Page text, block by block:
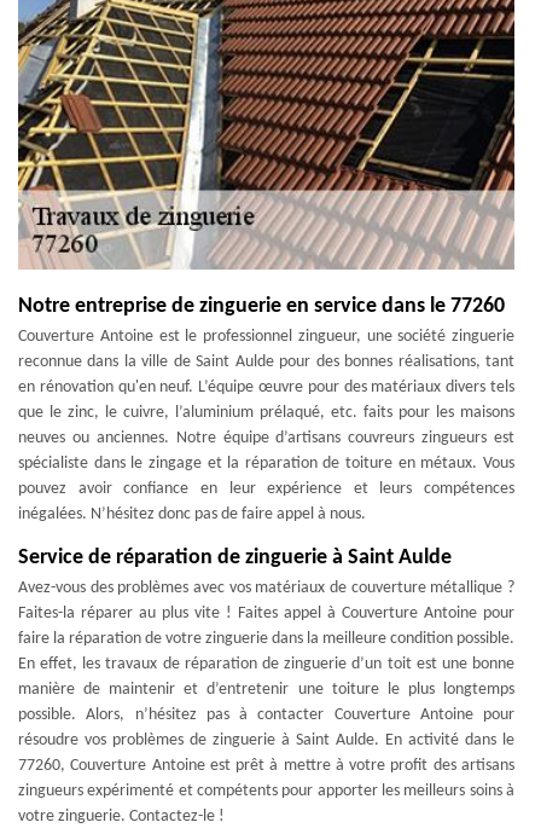
Notre entreprise de zinguerie en service dans le 77260
Couverture Antoine est le professionnel zingueur, une société zinguerie
reconnue dans la ville de Saint Aulde pour des bonnes réalisations, tant
en rénovation qu'en neuf. L’équipe œuvre pour des matériaux divers tels
que le zinc, le cuivre, l’aluminium prélaqué, etc. faits pour les maisons
neuves ou anciennes. Notre équipe d’artisans couvreurs zingueurs est
spécialiste dans le zingage et la réparation de toiture en métaux. Vous
pouvez avoir confiance en leur expérience et leurs compétences
inégalées. N’hésitez donc pas de faire appel à nous.
Service de réparation de zinguerie à Saint Aulde
Avez-vous des problèmes avec vos matériaux de couverture métallique ?
Faites-la réparer au plus vite ! Faites appel à Couverture Antoine pour
faire la réparation de votre zinguerie dans la meilleure condition possible.
En effet, les travaux de réparation de zinguerie d’un toit est une bonne
manière de maintenir et d’entretenir une toiture le plus longtemps
possible. Alors, n’hésitez pas à contacter Couverture Antoine pour
résoudre vos problèmes de zinguerie à Saint Aulde. En activité dans le
77260, Couverture Antoine est prêt à mettre à votre profit des artisans
zingueurs expérimenté et compétents pour apporter les meilleurs soins à
votre zinguerie. Contactez-le !